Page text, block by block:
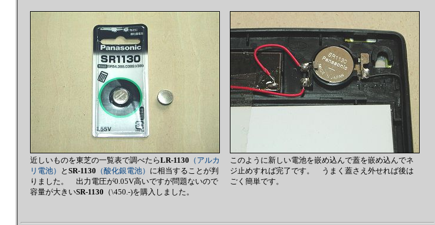
近しいものを東芝の一覧表で調べたらLR-1130 （アルカ
リ電池）
と SR-1130 （酸化銀電池） に相当することが判
りました。 出力電圧が0.05V高いですが問題ないので
容量が大きいSR-1130 （\450.-)を購入しました。
このように新しい電池を嵌め込んで蓋を嵌め込んでネ
ジ止めすれば完了です。 うまく蓋さえ外せれば後は
ごく簡単です。